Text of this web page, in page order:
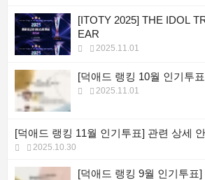
[ITOTY 2025] THE IDOL
EAR
2025.11.01
[덕애드 랭킹 10월 인기투
2025.11.01
[덕애드 랭킹 11월 인기투표] 관련 상세
2025.10.30
[덕애드 랭킹 9월 인기투표]